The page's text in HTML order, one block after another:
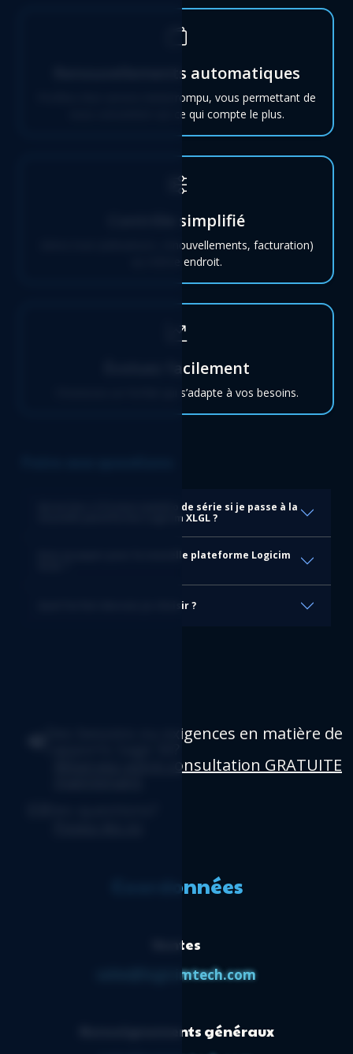
Renouvellements automatiques
Profitez d’un service ininterrompu, vous permettant de
vous concentrer sur ce qui compte le plus.
Contrôle simplifié
Gérez tout (utilisateurs, renouvellements, facturation)
au même endroit.
Évoluez facilement
Choisissez un forfait qui s’adapte à vos besoins.
Qu’arrive-t-il à mon numéro de série si je passe à la
nouvelle plateforme Logicim XLGL ?
Dois-je payer pour la nouvelle plateforme Logicim
Quel forfait devrais-je choisir ?
Des besoins ou exigences en matière de
Réservez votre consultation GRATUITE
Coordonnées
Ventes
sales@logicimtech.com
Renseignements généraux